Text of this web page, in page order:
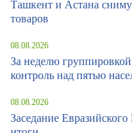
Ташкент и Астана
товаров
08.08.2026
За неделю
контроль над пятью
08.08.2026
Заседание